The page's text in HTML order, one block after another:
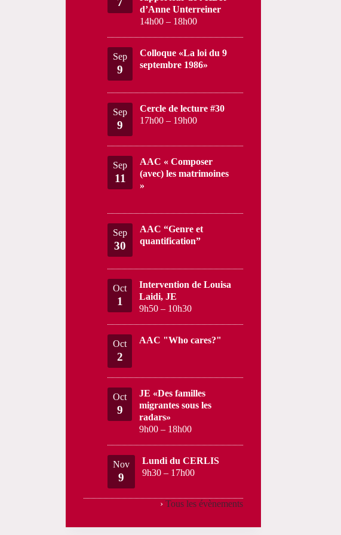
d’Anne Unterreiner
14h00 – 18h00
Sep
9
Colloque «La loi du 9
septembre 1986»
Sep
9
Cercle de lecture #30
17h00 – 19h00
Sep
11
AAC « Composer
(avec) les matrimoines
»
Sep
30
AAC “Genre et
quantification”
Oct
1
Intervention de Louisa
Laidi, JE
9h50 – 10h30
Oct
2
AAC "Who cares?"
Oct
9
JE «Des familles
migrantes sous les
radars»
9h00 – 18h00
Nov
9
Lundi du CERLIS
9h30 – 17h00
› Tous les évènements